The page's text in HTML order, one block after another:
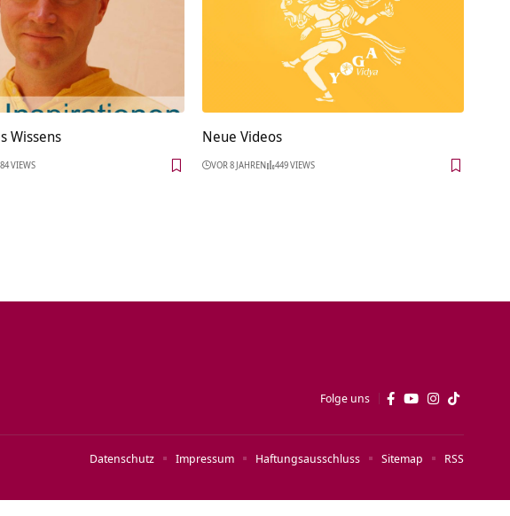
Wissens
VIEWS
Neue Videos
VOR 8 JAHREN 449 VIEWS
Folge uns
Datenschutz Impressum Haftungsausschluss Sitemap RSS